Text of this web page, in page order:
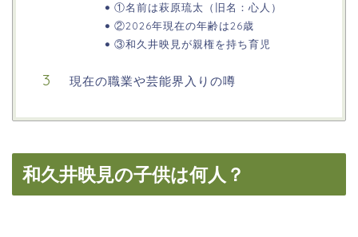
①名前は萩原琉太（旧名：心人）
②2026年現在の年齢は26歳
③和久井映見が親権を持ち育児
現在の職業や芸能界入りの噂
和久井映見の子供は何人？